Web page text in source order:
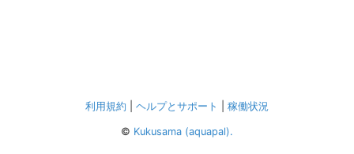
利用規約 ヘルプとサポート 稼働状況
© Kukusama (aquapal).